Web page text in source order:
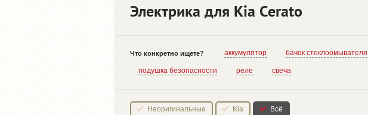
Электрика для Kia Cerato
Что конкретно ищете? аккумулятор бачок стеклоомывателя
подушка безопасности реле свеча
Неоригинальные Kia Всё